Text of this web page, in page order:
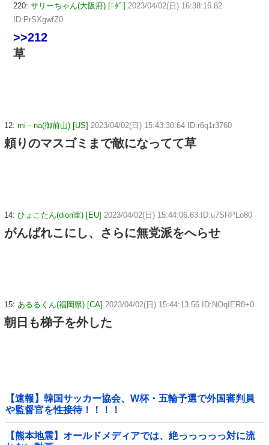
220: サリーちゃん(大阪府) [ﾆﾀﾞ] 2023/04/02(日) 16:38:16.82
ID:PrSXgwfZ0
>>212
草
12: mi－na(御前山) [US] 2023/04/02(日) 15:43:30.64 ID:r6q1r3760
頼りのマスゴミまで敵になってて草
14: ひょこたん(dion軍) [EU] 2023/04/02(日) 15:44:06.63 ID:u7SRPLo80
がんばれこにし、さらに無党派をへらせ
15: あるるくん(福岡県) [CA] 2023/04/02(日) 15:44:13.56 ID:NOqIER8+0
朝日も梯子を外した
【速報】韓国サッカー協会、W杯・五輪予選で外国審判員
や監督官を性接待！！！！
【熊本地震】オールドメディアでは、絶っっっっっ対に流